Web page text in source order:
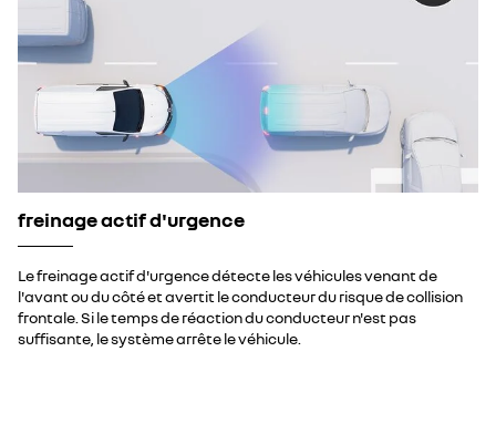
freinage actif d'urgence
Le freinage actif d'urgence détecte les véhicules venant de
l'avant ou du côté et avertit le conducteur du risque de collision
frontale. Si le temps de réaction du conducteur n'est pas
suffisante, le système arrête le véhicule.